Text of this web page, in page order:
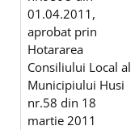
01.04.2011,
aprobat prin
Hotararea
Consiliului Local al
Municipiului Husi
nr.58 din 18
martie 2011